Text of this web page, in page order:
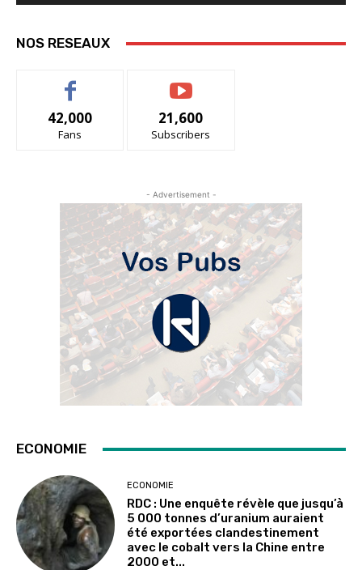
NOS RESEAUX
42,000
Fans
21,600
Subscribers
- Advertisement -
ECONOMIE
ECONOMIE
RDC : Une enquête révèle que jusqu’à
5 000 tonnes d’uranium auraient
été exportées clandestinement
avec le cobalt vers la Chine entre
2000 et...